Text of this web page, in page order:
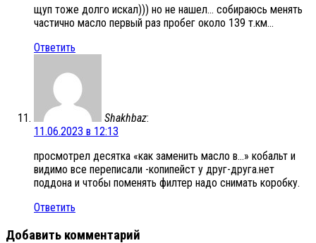
щуп тоже долго искал))) но не нашел… собираюсь менять
частично масло первый раз пробег около 139 т.км…
Ответить
Shakhbaz:
11.06.2023 в 12:13
просмотрел десятка «как заменить масло в…» кобальт и
видимо все переписали -копипейст у друг-друга.нет
поддона и чтобы поменять филтер надо снимать коробку.
Ответить
Добавить комментарий